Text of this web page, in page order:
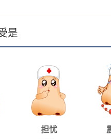
是
担忧